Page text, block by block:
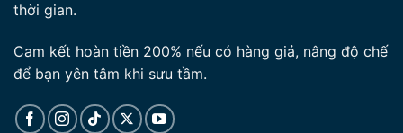
thời gian.
Cam kết hoàn tiền 200% nếu có hàng giả, nâng độ chế
để bạn yên tâm khi sưu tầm.